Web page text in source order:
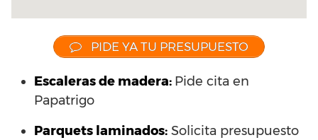
PIDE YA TU PRESUPUESTO
Escaleras de madera: Pide cita en
Papatrigo
Parquets laminados: Solicita presupuesto